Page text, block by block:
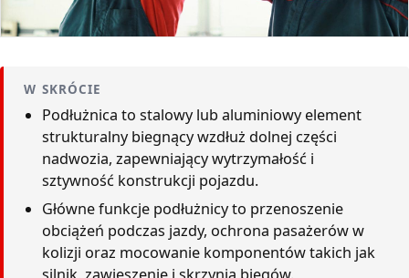
W SKRÓCIE
Podłużnica to stalowy lub aluminiowy element
strukturalny biegnący wzdłuż dolnej części
nadwozia, zapewniający wytrzymałość i
sztywność konstrukcji pojazdu.
Główne funkcje podłużnicy to przenoszenie
obciążeń podczas jazdy, ochrona pasażerów w
kolizji oraz mocowanie komponentów takich jak